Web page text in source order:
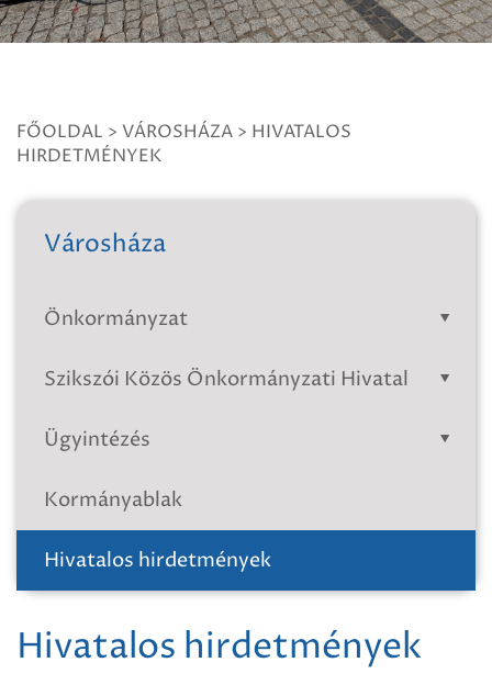
FŐOLDAL > VÁROSHÁZA > HIVATALOS
HIRDETMÉNYEK
Városháza
Önkormányzat
Szikszói Közös Önkormányzati Hivatal
Ügyintézés
Kormányablak
Hivatalos hirdetmények
Hivatalos hirdetmények